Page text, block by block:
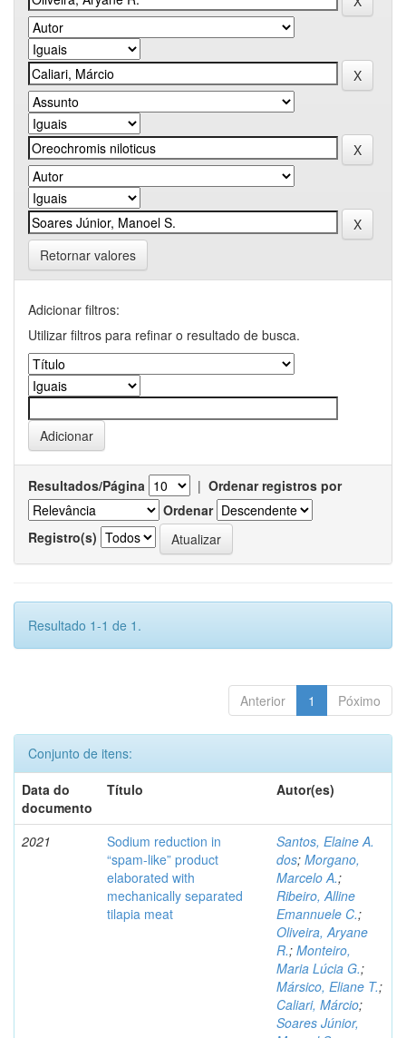
Retornar valores
Adicionar filtros:
Utilizar filtros para refinar o resultado de busca.
Resultados/Página | Ordenar registros por
Ordenar
Registro(s)
Resultado 1-1 de 1.
Anterior 1 Póximo
Conjunto de itens:
Data do
documento
Título Autor(es)
2021
Sodium reduction in
“spam-like” product
elaborated with
mechanically separated
tilapia meat
Santos, Elaine A.
dos; Morgano,
Marcelo A.;
Ribeiro, Alline
Emannuele C.;
Oliveira, Aryane
R.; Monteiro,
Maria Lúcia G.;
Mársico, Eliane T.;
Caliari, Márcio;
Soares Júnior,